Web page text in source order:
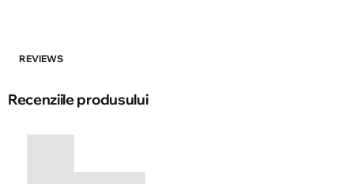
REVIEWS
Recenziile produsului